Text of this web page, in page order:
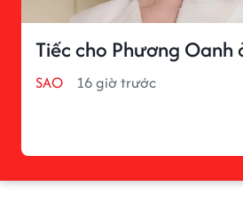
Tiếc cho Phương Oanh
SAO 16 giờ trước